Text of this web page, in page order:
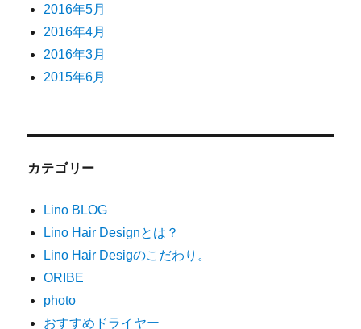
2016年5月
2016年4月
2016年3月
2015年6月
カテゴリー
Lino BLOG
Lino Hair Designとは？
Lino Hair Desigのこだわり。
ORIBE
photo
おすすめドライヤー